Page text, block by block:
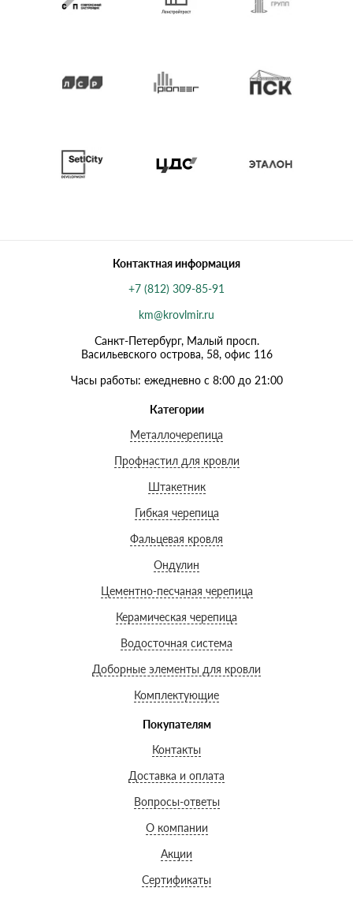
Контактная информация
+7 (812) 309-85-91
km@krovlmir.ru
Санкт-Петербург, Малый просп.
Васильевского острова, 58, офис 116
Часы работы: ежедневно с 8:00 до 21:00
Категории
Металлочерепица
Профнастил для кровли
Штакетник
Гибкая черепица
Фальцевая кровля
Ондулин
Цементно-песчаная черепица
Керамическая черепица
Водосточная система
Доборные элементы для кровли
Комплектующие
Покупателям
Контакты
Доставка и оплата
Вопросы-ответы
О компании
Акции
Сертификаты